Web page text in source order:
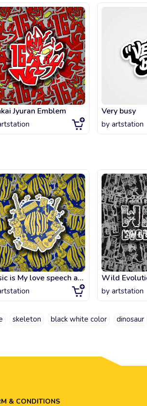
Jyuran Emblem Very busy
by artstation
Music is My love speech and language Wild
by artstation
skeleton black white color dinosaur
& CONDITIONS